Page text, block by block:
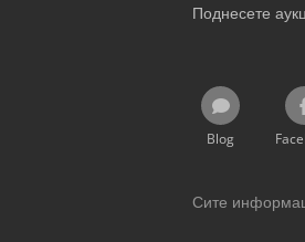
Поднесете
Blog
Сите